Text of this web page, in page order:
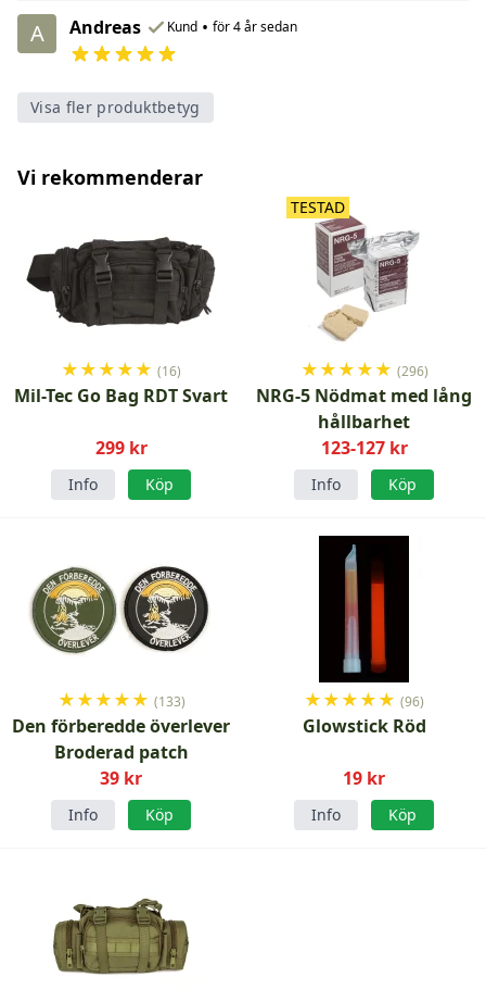
A Andreas Kund • för 4 år sedan
Visa fler produktbetyg
Vi rekommenderar
★★★★★ (16)
Mil-Tec Go Bag RDT Svart
299 kr
Info Köp
★★★★★ (296)
NRG-5 Nödmat med lång
hållbarhet
123-127 kr
TESTAD
Info Köp
★★★★★ (133)
Den förberedde överlever
Broderad patch
39 kr
Info Köp
★★★★★ (96)
Glowstick Röd
19 kr
Info Köp